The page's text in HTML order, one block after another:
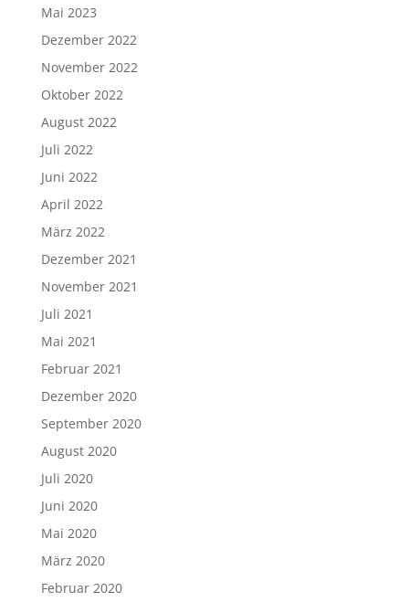
Mai 2023
Dezember 2022
November 2022
Oktober 2022
August 2022
Juli 2022
Juni 2022
April 2022
März 2022
Dezember 2021
November 2021
Juli 2021
Mai 2021
Februar 2021
Dezember 2020
September 2020
August 2020
Juli 2020
Juni 2020
Mai 2020
März 2020
Februar 2020